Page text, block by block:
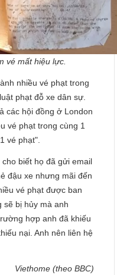
vé mất hiệu lực.
nhiều vé phạt trong
phạt đỗ xe dân sự.
các hội đồng ở London
vé phạt trong cùng 1
vé phạt".
biết họ đã gửi email
đậu xe nhưng mãi đến
vé phạt được ban
sẽ bị hủy mà anh
hợp anh đã khiếu
nại. Anh nên liên hệ
Viethome (theo BBC)